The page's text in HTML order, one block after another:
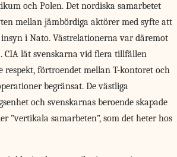
och Polen. Det nordiska samarbetet
mellan jämbördiga aktörer med syfte att
i Nato. Västrelationerna var däremot
lät svenskarna vid flera tillfällen
respekt, förtroendet mellan T-kontoret och
begränsat. De västliga
och svenskarnas beroende skapade
”vertikala samarbeten”, som det heter hos